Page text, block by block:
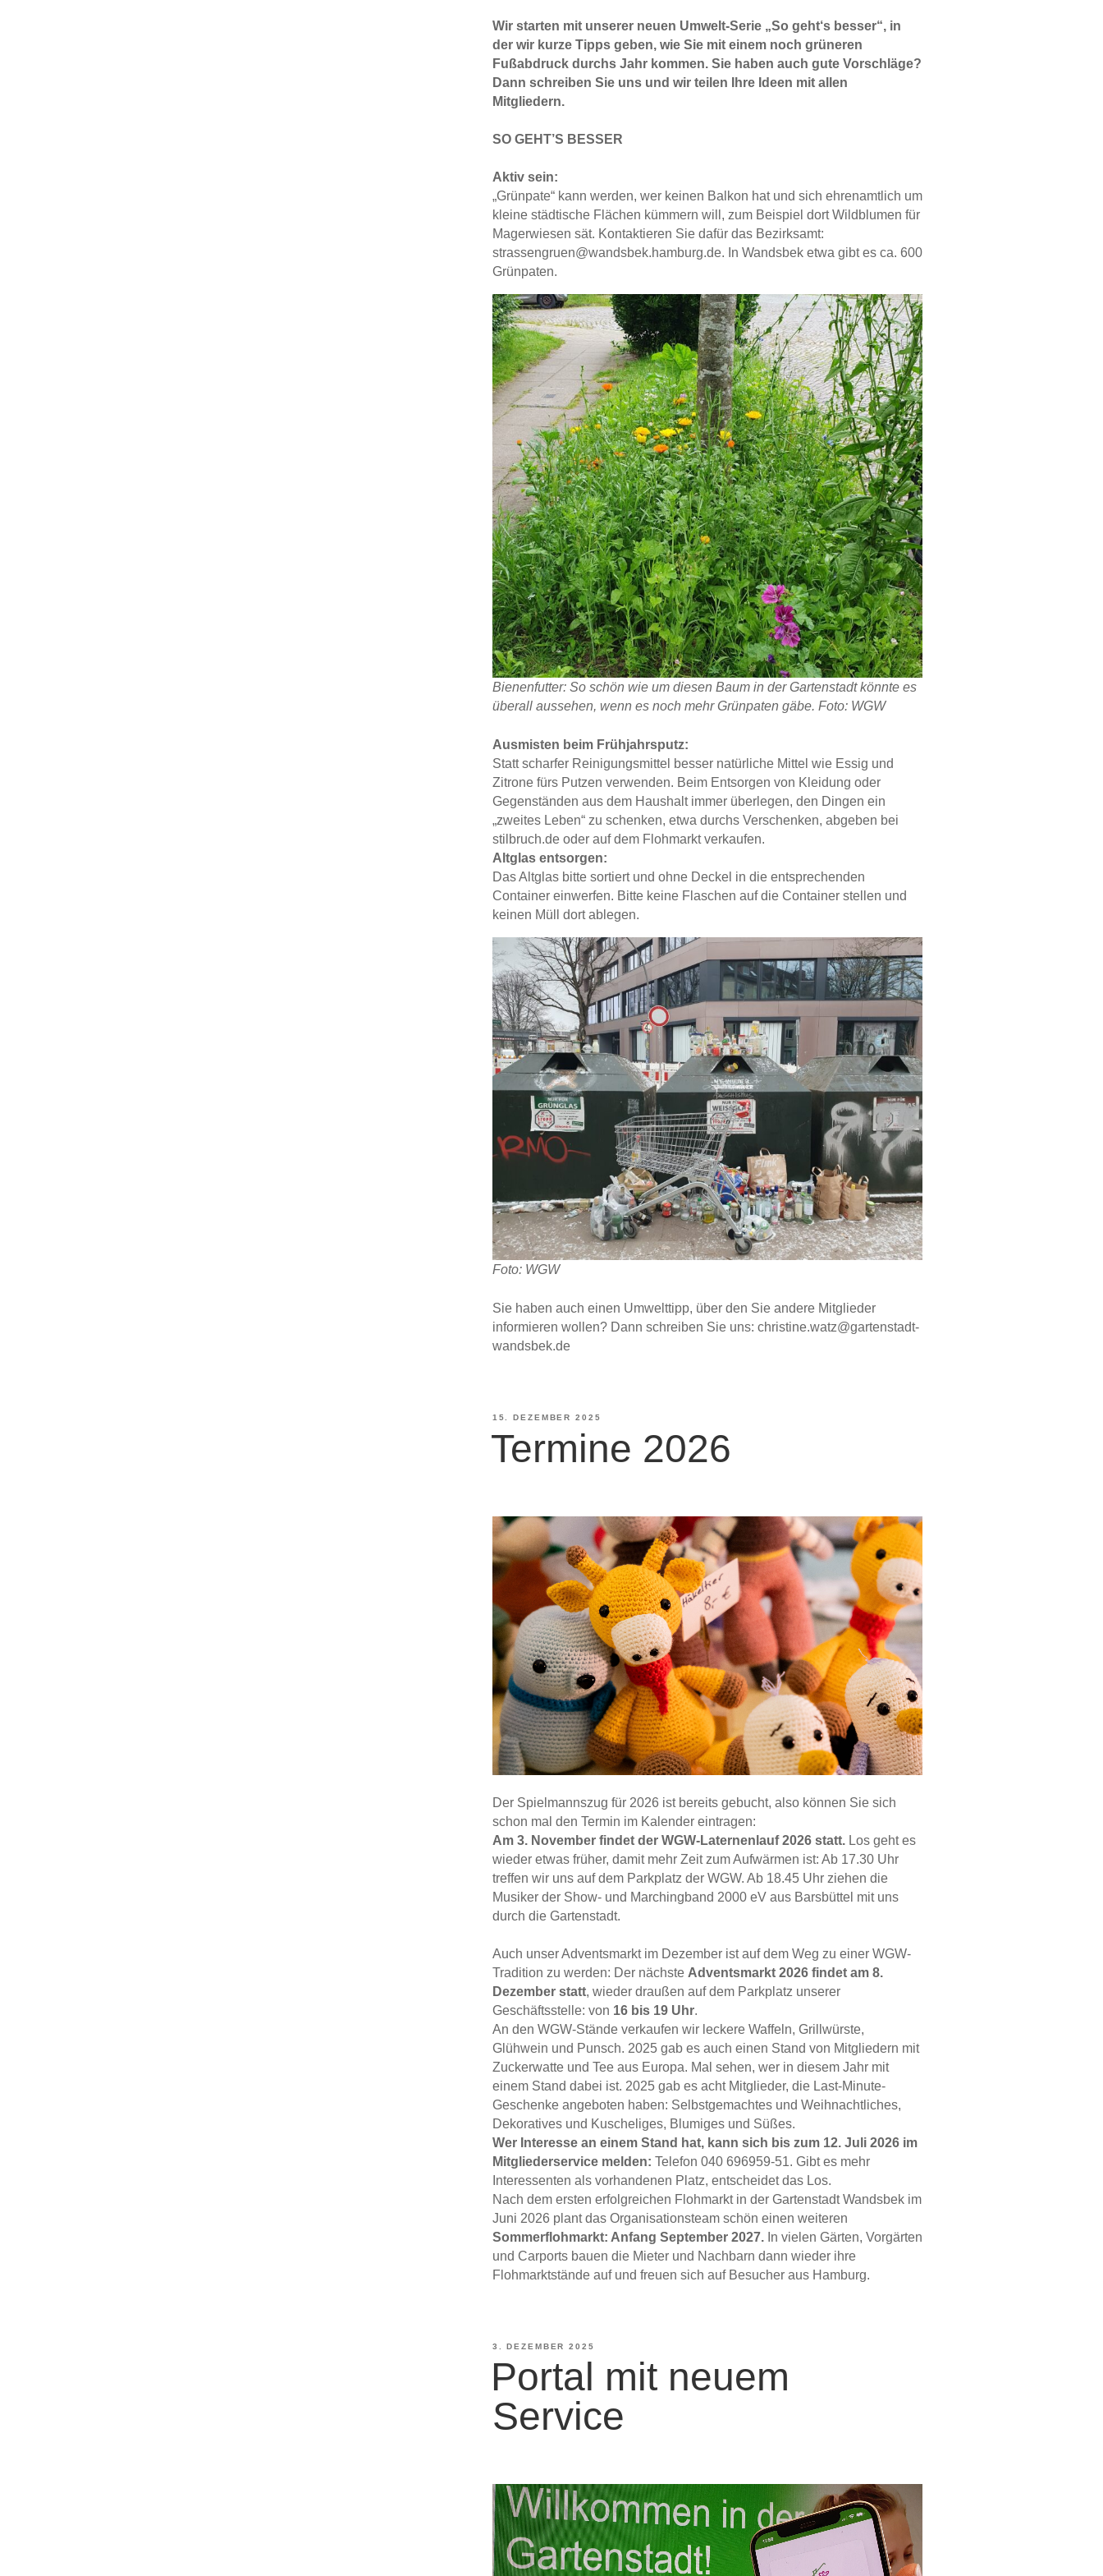
Wir starten mit unserer neuen Umwelt-Serie „So geht‘s besser“, in
der wir kurze Tipps geben, wie Sie mit einem noch grüneren
Fußabdruck durchs Jahr kommen. Sie haben auch gute Vorschläge?
Dann schreiben Sie uns und wir teilen Ihre Ideen mit allen
Mitgliedern.
SO GEHT’S BESSER
Aktiv sein:
„Grünpate“ kann werden, wer keinen Balkon hat und sich ehrenamtlich um
kleine städtische Flächen kümmern will, zum Beispiel dort Wildblumen für
Magerwiesen sät. Kontaktieren Sie dafür das Bezirksamt:
strassengruen@wandsbek.hamburg.de. In Wandsbek etwa gibt es ca. 600
Grünpaten.
Bienenfutter: So schön wie um diesen Baum in der Gartenstadt könnte es
überall aussehen, wenn es noch mehr Grünpaten gäbe. Foto: WGW
Ausmisten beim Frühjahrsputz:
Statt scharfer Reinigungsmittel besser natürliche Mittel wie Essig und
Zitrone fürs Putzen verwenden. Beim Entsorgen von Kleidung oder
Gegenständen aus dem Haushalt immer überlegen, den Dingen ein
„zweites Leben“ zu schenken, etwa durchs Verschenken, abgeben bei
stilbruch.de oder auf dem Flohmarkt verkaufen.
Altglas entsorgen:
Das Altglas bitte sortiert und ohne Deckel in die entsprechenden
Container einwerfen. Bitte keine Flaschen auf die Container stellen und
keinen Müll dort ablegen.
Foto: WGW
Sie haben auch einen Umwelttipp, über den Sie andere Mitglieder
informieren wollen? Dann schreiben Sie uns: christine.watz@gartenstadt-
wandsbek.de
VERÖFFENTLICHT
AM
15. DEZEMBER 2025
Termine 2026
Der Spielmannszug für 2026 ist bereits gebucht, also können Sie sich
schon mal den Termin im Kalender eintragen:
Am 3. November findet der WGW-Laternenlauf 2026 statt.Los geht es
wieder etwas früher, damit mehr Zeit zum Aufwärmen ist: Ab 17.30 Uhr
treffen wir uns auf dem Parkplatz der WGW. Ab 18.45 Uhr ziehen die
Musiker der Show- und Marchingband 2000 eV aus Barsbüttel mit uns
durch die Gartenstadt.
Auch unser Adventsmarkt im Dezember ist auf dem Weg zu einer WGW-
Tradition zu werden: Der nächste Adventsmarkt 2026 findet am 8.
Dezember statt, wieder draußen auf dem Parkplatz unserer
Geschäftsstelle: von 16 bis 19 Uhr.
An den WGW-Stände verkaufen wir leckere Waffeln, Grillwürste,
Glühwein und Punsch. 2025 gab es auch einen Stand von Mitgliedern mit
Zuckerwatte und Tee aus Europa. Mal sehen, wer in diesem Jahr mit
einem Stand dabei ist. 2025 gab es acht Mitglieder, die Last-Minute-
Geschenke angeboten haben: Selbstgemachtes und Weihnachtliches,
Dekoratives und Kuscheliges, Blumiges und Süßes.
Wer Interesse an einem Stand hat, kann sich bis zum 12. Juli 2026 im
Mitgliederservice melden: Telefon 040 696959-51. Gibt es mehr
Interessenten als vorhandenen Platz, entscheidet das Los.
Nach dem ersten erfolgreichen Flohmarkt in der Gartenstadt Wandsbek im
Juni 2026 plant das Organisationsteam schön einen weiteren
Sommerflohmarkt: Anfang September 2027.In vielen Gärten, Vorgärten
und Carports bauen die Mieter und Nachbarn dann wieder ihre
Flohmarktstände auf und freuen sich auf Besucher aus Hamburg.
VERÖFFENTLICHT
AM
3. DEZEMBER 2025
Portal mit neuem
Service